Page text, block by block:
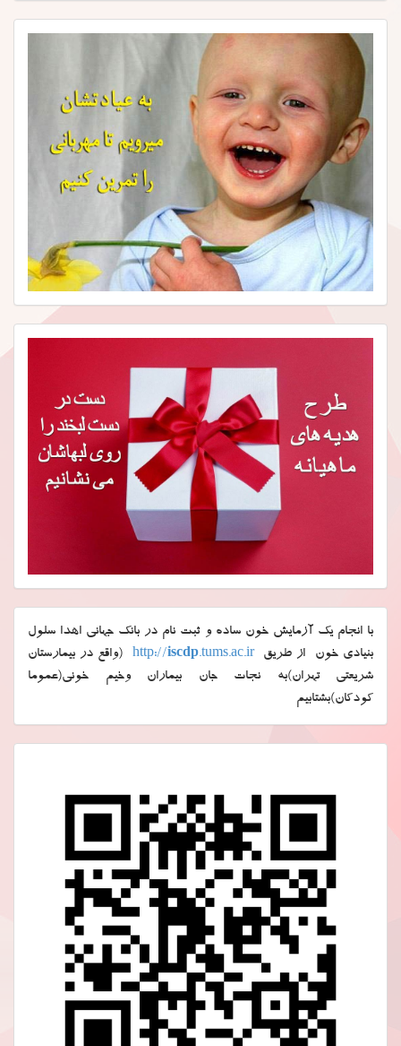
با انجام یک آزمایش خون ساده و ثبت نام در بانک جهانی اهدا سلول
بنیادی خون از طریق
http://iscdp.tums.ac.ir
(واقع در بیمارستان
شریعتی تهران)به نجات جان بیماران وخیم خونی(عموما
کودکان)بشتابیم